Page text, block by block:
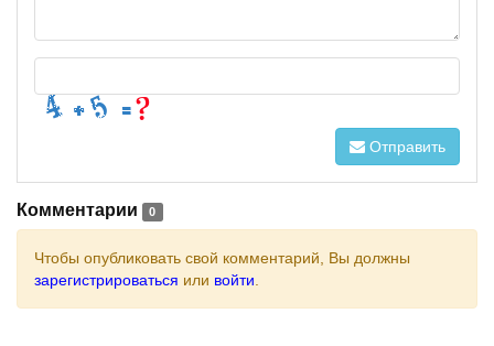
Отправить
Комментарии 0
Чтобы опубликовать свой комментарий, Вы должны
зарегистрироваться или войти